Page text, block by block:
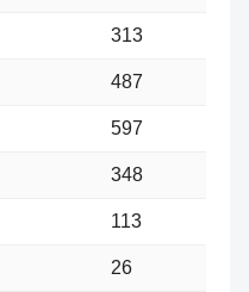
313
487
597
348
113
26